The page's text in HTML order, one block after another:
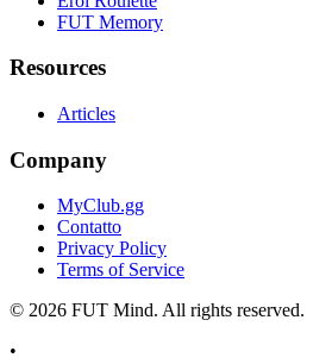
FUT Memory
Resources
Articles
Company
MyClub.gg
Contatto
Privacy Policy
Terms of Service
© 2026 FUT Mind. All rights reserved.
•